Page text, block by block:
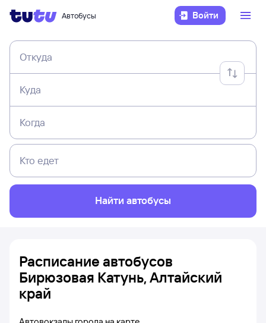
Автобусы Войти
Откуда
Куда
Когда
Кто едет
Найти автобусы
Расписание автобусов
Бирюзовая Катунь, Алтайский
край